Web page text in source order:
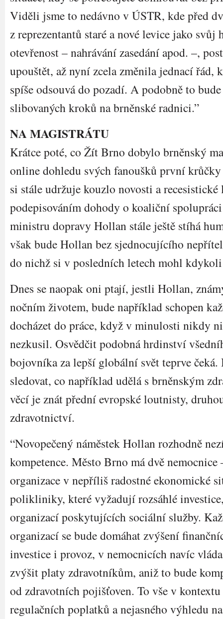
Viděli jsme to nedávno v ÚSTR, kde před
z reprezentantů staré a nové levice jako
otevřenost – nahrávání zasedání apod. –,
upouštět, až nyní zcela změnila jednací řád,
spíše odsouvá do pozadí. A podobně to
slibovaných kroků na brněnské radnici.”
NA MAGISTRÁTU
Krátce poté, co Žít Brno dobylo brněnský
online dohledu svých fanoušků první
si stále udržuje kouzlo novosti a
podepisováním dohody o koaliční
ministru dopravy Hollan stále ještě stíhá
však bude Hollan bez sjednocujícího
do nichž si v posledních letech mohl
Dnes se naopak oni ptají, jestli Hollan,
nočním životem, bude například schopen
docházet do práce, když v minulosti nikdy
nezkusil. Osvědčit podobná hrdinství
bojovníka za lepší globální svět teprve čeká.
sledovat, co například udělá s brněnským
věcí je znát přední evropské loutnisty,
zdravotnictví.
“Novopečený náměstek Hollan rozhodně
kompetence. Město Brno má dvě nemocnice
organizace v nepříliš radostné ekonomické
polikliniky, které vyžadují rozsáhlé
organizací poskytujících sociální služby.
organizací se bude domáhat zvýšení
investice i provoz, v nemocnicích navíc
zvýšit platy zdravotníkům, aniž to bude
od zdravotních pojišťoven. To vše v
regulačních poplatků a nejasného výhledu